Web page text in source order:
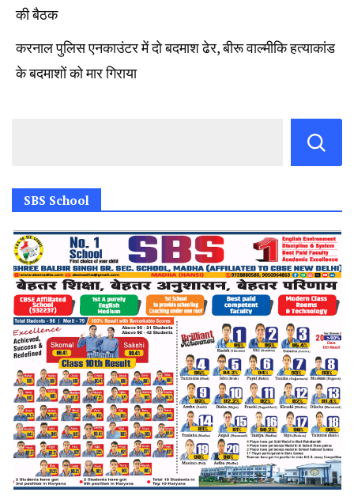
की बैठक
करनाल पुलिस एनकाउंटर में दो बदमाश ढेर, बीरू वाल्मीकि हत्याकांड
के बदमाशों को मार गिराया
SBS School